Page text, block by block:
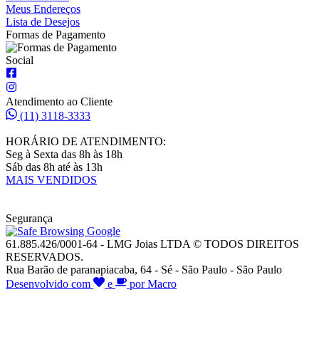
Meus Endereços
Lista de Desejos
Formas de Pagamento
Social
Atendimento ao Cliente
(11) 3118-3333
HORÁRIO DE ATENDIMENTO:
Seg à Sexta das 8h às 18h
Sáb das 8h até às 13h
MAIS VENDIDOS
Segurança
61.885.426/0001-64 - LMG Joias LTDA © TODOS DIREITOS
RESERVADOS.
Rua Barão de paranapiacaba, 64 - Sé - São Paulo - São Paulo
Desenvolvido com
e por Macro